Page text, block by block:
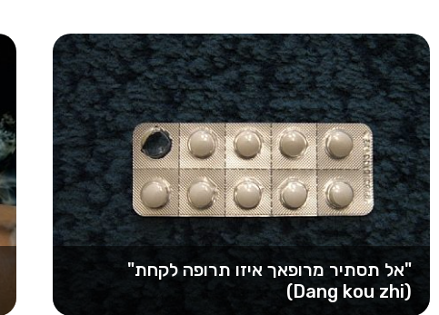
"אל תסתיר מרופאך איזו תרופה לקחת"
(Dang kou zhi)